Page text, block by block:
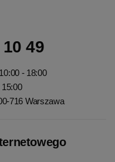
49
- 18:00
716 Warszawa